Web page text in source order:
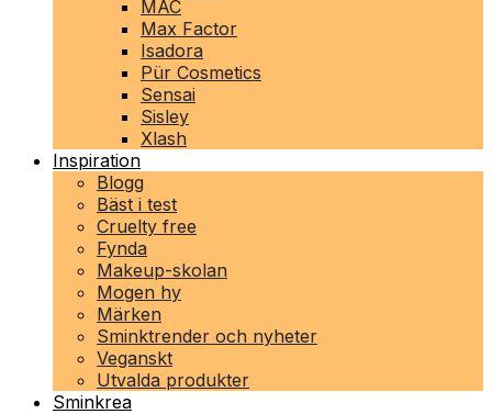
MAC
Max Factor
Isadora
Pür Cosmetics
Sensai
Sisley
Xlash
Inspiration
Blogg
Bäst i test
Cruelty free
Fynda
Makeup-skolan
Mogen hy
Märken
Sminktrender och nyheter
Veganskt
Utvalda produkter
Sminkrea